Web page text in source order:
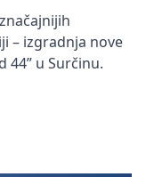
– izgradnja nove
44” u Surčinu.